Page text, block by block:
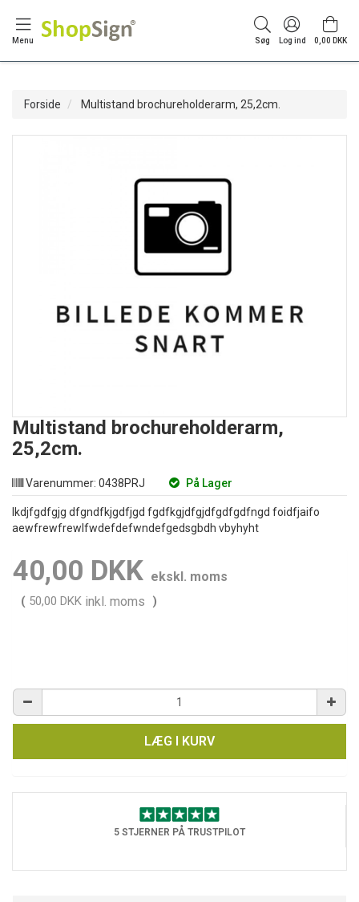
Menu Søg Log ind 0,00 DKK
Forside Multistand brochureholderarm, 25,2cm.
Multistand brochureholderarm,
25,2cm.
Varenummer: 0438PRJ På Lager
lkdjfgdfgjg dfgndfkjgdfjgd fgdfkgjdfgjdfgdfgdfngd foidfjaifo
aewfrewfrewlfwdefdefwndefgedsgbdh vbyhyht
40,00 DKK ekskl. moms
( 50,00 DKK inkl. moms )
LÆG I KURV
5 STJERNER PÅ TRUSTPILOT